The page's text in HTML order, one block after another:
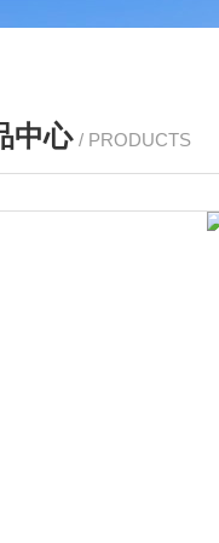
中心 / PRODUCTS